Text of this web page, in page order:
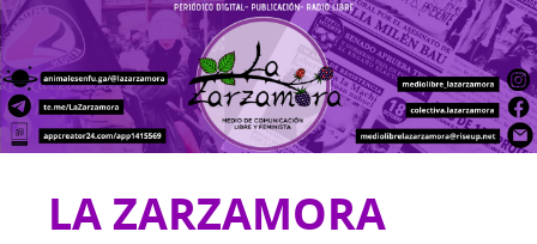
LA ZARZAMORA